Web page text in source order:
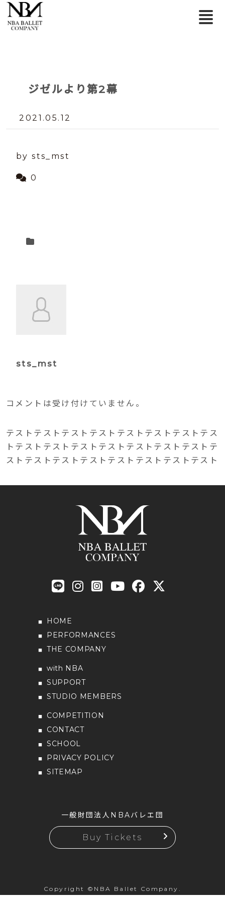
ジゼルより第2幕
2021.05.12
by sts_mst
0
sts_mst
コメントは受け付けていません。
テストテストテストテストテストテストテストテス
トテストテストテストテストテストテストテストテ
ストテストテストテストテストテストテストテスト
HOME
PERFORMANCES
THE COMPANY
with NBA
SUPPORT
STUDIO MEMBERS
COMPETITION
CONTACT
SCHOOL
PRIVACY POLICY
SITEMAP
一般財団法人NBAバレエ団
Buy Tickets
Copyright ©NBA Ballet Company.